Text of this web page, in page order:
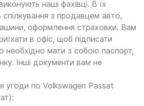
наші фахівці. В їх
з продавцем авто,
оформлення страховки. Вам
в офіс, щоб підписати
необхідно мати з собою паспорт,
Інші документи вам не
угоди по Volkswagen Passat